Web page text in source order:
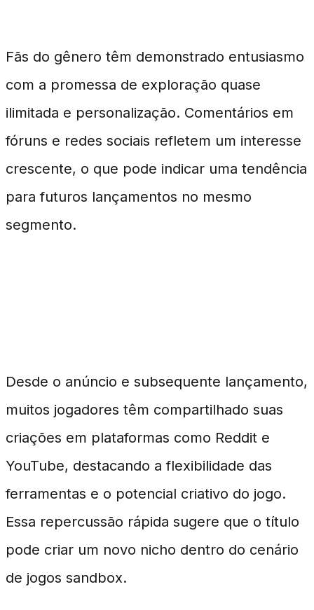
Fãs do gênero têm demonstrado entusiasmo
com a promessa de exploração quase
ilimitada e personalização. Comentários em
fóruns e redes sociais refletem um interesse
crescente, o que pode indicar uma tendência
para futuros lançamentos no mesmo
segmento.
Desde o anúncio e subsequente lançamento,
muitos jogadores têm compartilhado suas
criações em plataformas como Reddit e
YouTube, destacando a flexibilidade das
ferramentas e o potencial criativo do jogo.
Essa repercussão rápida sugere que o título
pode criar um novo nicho dentro do cenário
de jogos sandbox.